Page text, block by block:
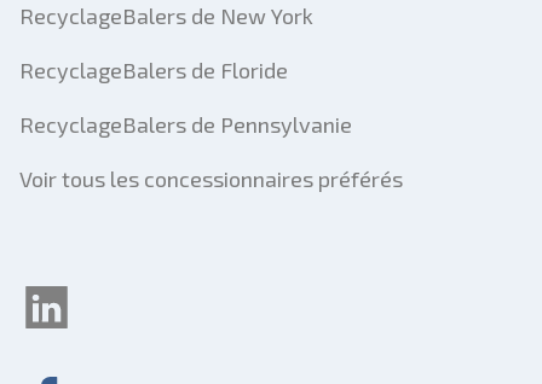
RecyclageBalers de New York
RecyclageBalers de Floride
RecyclageBalers de Pennsylvanie
Voir tous les concessionnaires préférés